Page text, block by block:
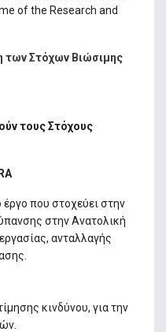
of the Research and
των Στόχων Βιώσιμης
τους Στόχους
έργο που στοχεύει στην
στην Ανατολική
ανταλλαγής
κινδύνου, για την